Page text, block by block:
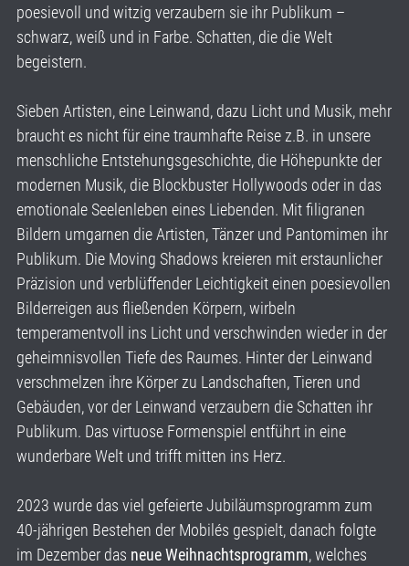
poesievoll und witzig verzaubern sie ihr Publikum –
schwarz, weiß und in Farbe. Schatten, die die Welt
begeistern.
Sieben Artisten, eine Leinwand, dazu Licht und Musik, mehr
braucht es nicht für eine traumhafte Reise z.B. in unsere
menschliche Entstehungsgeschichte, die Höhepunkte der
modernen Musik, die Blockbuster Hollywoods oder in das
emotionale Seelenleben eines Liebenden. Mit filigranen
Bildern umgarnen die Artisten, Tänzer und Pantomimen ihr
Publikum. Die Moving Shadows kreieren mit erstaunlicher
Präzision und verblüffender Leichtigkeit einen poesievollen
Bilderreigen aus fließenden Körpern, wirbeln
temperamentvoll ins Licht und verschwinden wieder in der
geheimnisvollen Tiefe des Raumes. Hinter der Leinwand
verschmelzen ihre Körper zu Landschaften, Tieren und
Gebäuden, vor der Leinwand verzaubern die Schatten ihr
Publikum. Das virtuose Formenspiel entführt in eine
wunderbare Welt und trifft mitten ins Herz.
2023 wurde das viel gefeierte Jubiläumsprogramm zum
40-jährigen Bestehen der Mobilés gespielt, danach folgte
im Dezember das neue Weihnachtsprogramm, welches